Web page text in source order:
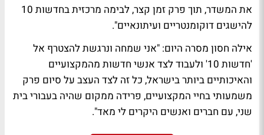
את המשדר, תוך פרק זמן קצר, לבימה מרכזית בחדשות 10
להישגים דוקומנטריים ועיתונאיים".
אילה חסון מסרה היום: "אני שמחה ונרגשת להצטרף אל
'חדשות 10' ולעבוד לצד אנשי חדשות מהמקצועיים
והאיכותיים ביותר בישראל, כל זה לצד העצב על סיום פרק
משמעותי בחיי המקצועיים, פרידה ממקום שהיה בעבורי בית
שני, עם חברים ואנשים היקרים לי מאד".